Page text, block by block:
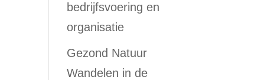
bedrijfsvoering en
organisatie
Gezond Natuur
Wandelen in de